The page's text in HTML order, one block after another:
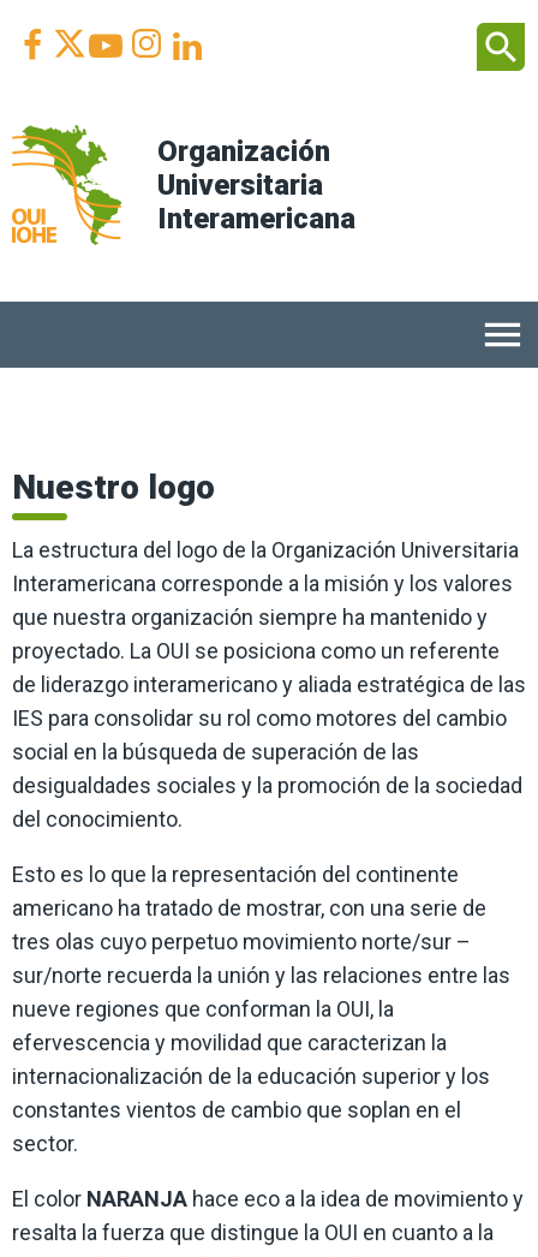
Organización
Universitaria
Interamericana
 Facebook
 Youtube
Instagram
 search
menu
Nuestro logo
La estructura del logo de la Organización Universitaria
Interamericana corresponde a la misión y los valores
que nuestra organización siempre ha mantenido y
proyectado. La OUI se posiciona como un referente
de liderazgo interamericano y aliada estratégica de las
IES para consolidar su rol como motores del cambio
social en la búsqueda de superación de las
desigualdades sociales y la promoción de la sociedad
del conocimiento.
Esto es lo que la representación del continente
americano ha tratado de mostrar, con una serie de
tres olas cuyo perpetuo movimiento norte/sur –
sur/norte recuerda la unión y las relaciones entre las
nueve regiones que conforman la OUI, la
efervescencia y movilidad que caracterizan la
internacionalización de la educación superior y los
constantes vientos de cambio que soplan en el
sector.
El color NARANJA hace eco a la idea de movimiento y
resalta la fuerza que distingue la OUI en cuanto a la